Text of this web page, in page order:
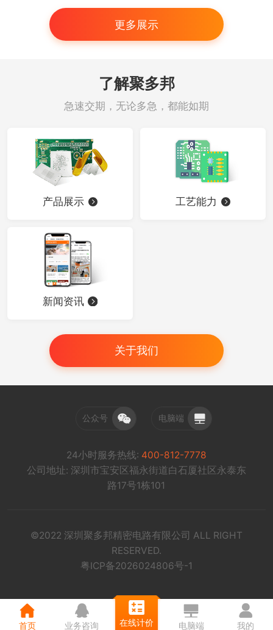
更多展示
了解聚多邦
急速交期，无论多急，都能如期
产品展示 工艺能力
新闻资讯
关于我们
公众号 电脑端
24小时服务热线: 400-812-7778
公司地址: 深圳市宝安区福永街道白石厦社区永泰东
路17号1栋101
©2022 深圳聚多邦精密电路有限公司 ALL RIGHT
RESERVED.
粤ICP备2026024806号-1
首页 业务咨询 在线计价 电脑端 我的